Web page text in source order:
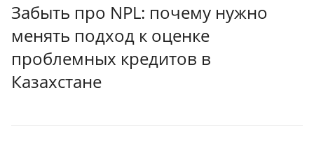
Забыть про NPL: почему нужно
менять подход к оценке
проблемных кредитов в
Казахстане